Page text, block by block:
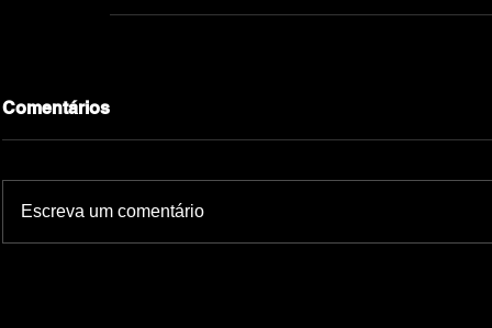
Comentários
Escreva um comentário